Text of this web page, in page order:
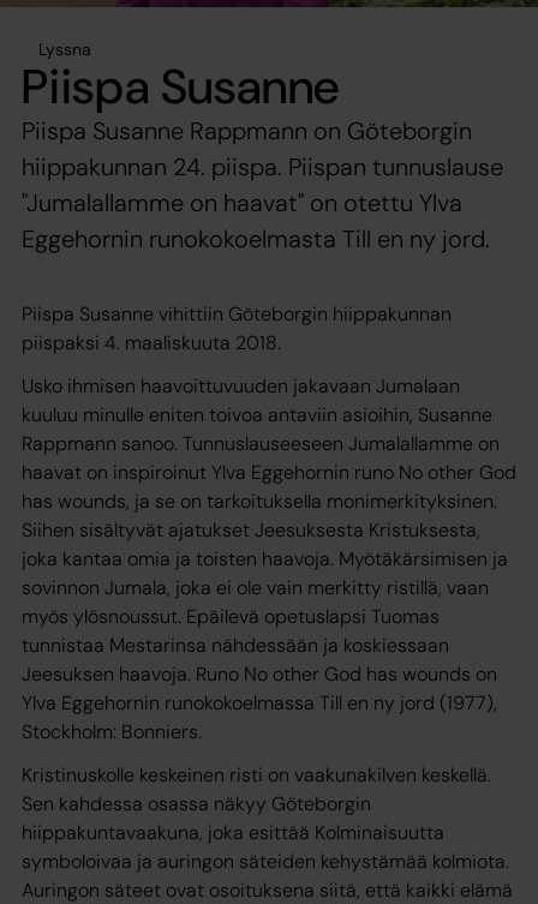
Lyssna
Piispa Susanne
Piispa Susanne Rappmann on Göteborgin
hiippakunnan 24. piispa. Piispan tunnuslause
"Jumalallamme on haavat" on otettu Ylva
Eggehornin runokokoelmasta Till en ny jord.
Piispa Susanne vihittiin Göteborgin hiippakunnan
piispaksi 4. maaliskuuta 2018.
Usko ihmisen haavoittuvuuden jakavaan Jumalaan
kuuluu minulle eniten toivoa antaviin asioihin, Susanne
Rappmann sanoo. Tunnuslauseeseen Jumalallamme on
haavat on inspiroinut Ylva Eggehornin runo No other God
has wounds, ja se on tarkoituksella monimerkityksinen.
Siihen sisältyvät ajatukset Jeesuksesta Kristuksesta,
joka kantaa omia ja toisten haavoja. Myötäkärsimisen ja
sovinnon Jumala, joka ei ole vain merkitty ristillä, vaan
myös ylösnoussut. Epäilevä opetuslapsi Tuomas
tunnistaa Mestarinsa nähdessään ja koskiessaan
Jeesuksen haavoja. Runo No other God has wounds on
Ylva Eggehornin runokokoelmassa Till en ny jord (1977),
Stockholm: Bonniers.
Kristinuskolle keskeinen risti on vaakunakilven keskellä.
Sen kahdessa osassa näkyy Göteborgin
hiippakuntavaakuna, joka esittää Kolminaisuutta
symboloivaa ja auringon säteiden kehystämää kolmiota.
Auringon säteet ovat osoituksena siitä, että kaikki elämä